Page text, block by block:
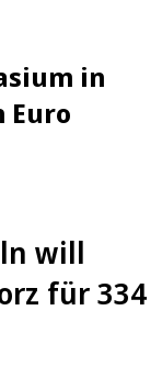
in
Euro
will
für 334